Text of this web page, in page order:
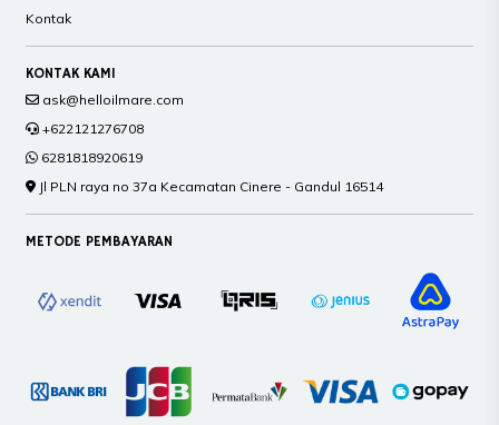
Kontak
KONTAK KAMI
ask@helloilmare.com
+622121276708
6281818920619
Jl PLN raya no 37a Kecamatan Cinere - Gandul 16514
METODE PEMBAYARAN